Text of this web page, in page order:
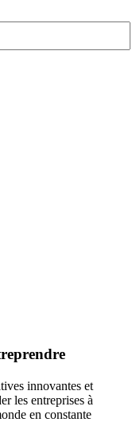
innovantes et
les entreprises à
en constante